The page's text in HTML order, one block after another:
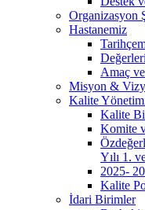
Organizasyon
Hastanemiz
Amaç
Misyon &
Kalite
Kalite
Komite
Yılı 1.
2025-
Kalite
İdari Birimler